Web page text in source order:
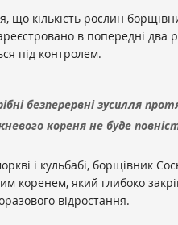
що кількість рослин
в попередні
під контролем.
безперервні зусилля
кореня не буде
і кульбабі, борщівник
коренем, який глибоко
відростання.